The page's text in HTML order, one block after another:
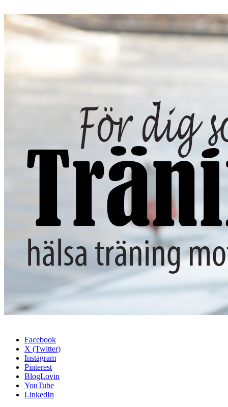
Facebook
X (Twitter)
Instagram
Pinterest
BlogLovin
YouTube
LinkedIn